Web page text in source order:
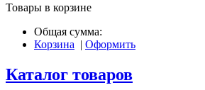
Товары в корзине
Общая сумма:
Корзина | Оформить
Каталог товаров